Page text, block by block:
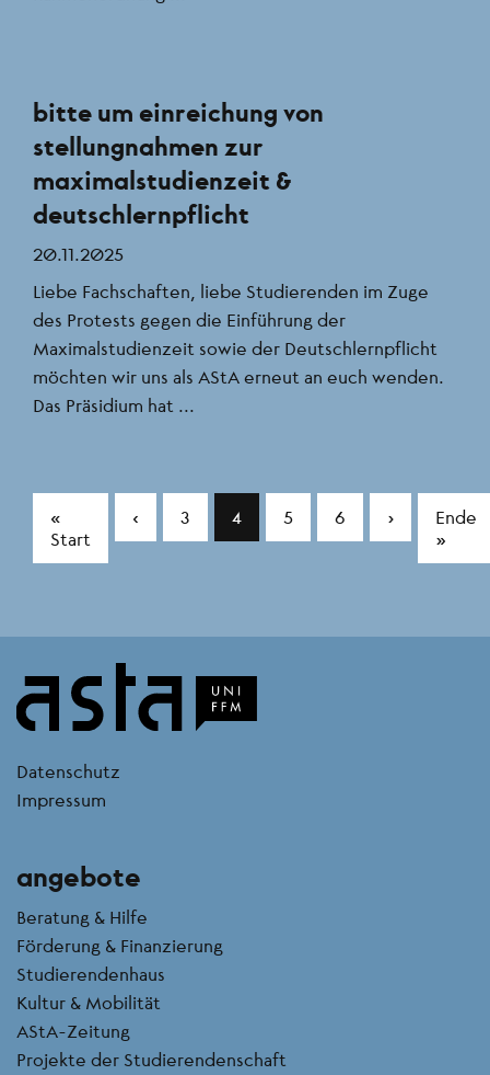
bitte um einreichung von
stellungnahmen zur
maximalstudienzeit &
deutschlernpflicht
20.11.2025
Liebe Fachschaften, liebe Studierenden im Zuge
des Protests gegen die Einführung der
Maximalstudienzeit sowie der Deutschlernpflicht
möchten wir uns als AStA erneut an euch wenden.
Das Präsidium hat ...
«
Start
‹ 3 4 5 6 ›
Ende
»
kontakt
Datenschutz
Impressum
angebote
Beratung & Hilfe
Förderung & Finanzierung
Studierendenhaus
Kultur & Mobilität
AStA-Zeitung
Projekte der Studierendenschaft